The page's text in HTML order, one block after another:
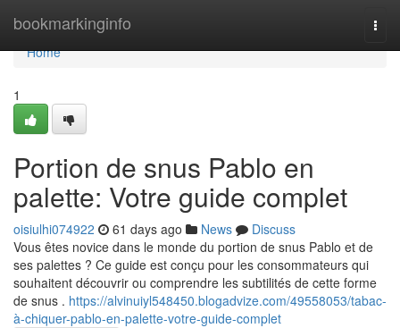
bookmarkinginfo
Home
Home
1
Portion de snus Pablo en
palette: Votre guide complet
oisiulhi074922 61 days ago News
Discuss
Vous êtes novice dans le monde du portion de snus Pablo et de
ses palettes ? Ce guide est conçu pour les consommateurs qui
souhaitent découvrir ou comprendre les subtilités de cette forme
de snus . https://alvinuiyl548450.blogadvize.com/49558053/tabac-
à-chiquer-pablo-en-palette-votre-guide-complet